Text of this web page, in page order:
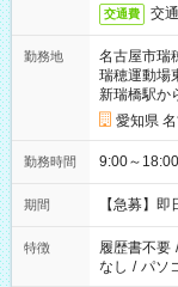
交通費 交
勤務地
名古屋市瑞
瑞穂運動場
新瑞橋駅か
愛知県
勤務時間 9:00～
期間 【急募】
特徴 履歴書不要 /
なし / パソ